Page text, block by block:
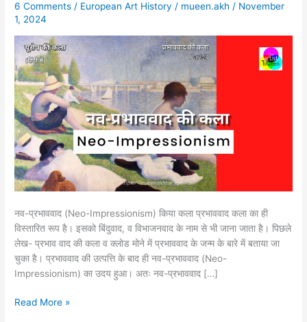
6 Comments / European Art History / mueen.akh/ November
1, 2024
नव-प्रभाववाद (Neo-Impressionism) किया कला प्रभाववाद कला का ही
विस्तारित रूप है। इसको बिंदुवाद, व विभाजनवाद के नाम से भी जाना जाता है। पिछले
लेख- प्रभाव वाद की कला व क्लोड मोने में प्रभाववाद के जन्म के बारे में बताया जा
चुका है। प्रभाववाद की उत्पत्ति के बाद ही नव-प्रभाववाद (Neo-
Impressionism) का उदय हुआ। अतः नव-प्रभाववाद […]
प्रभाववाद
कला
Read More »